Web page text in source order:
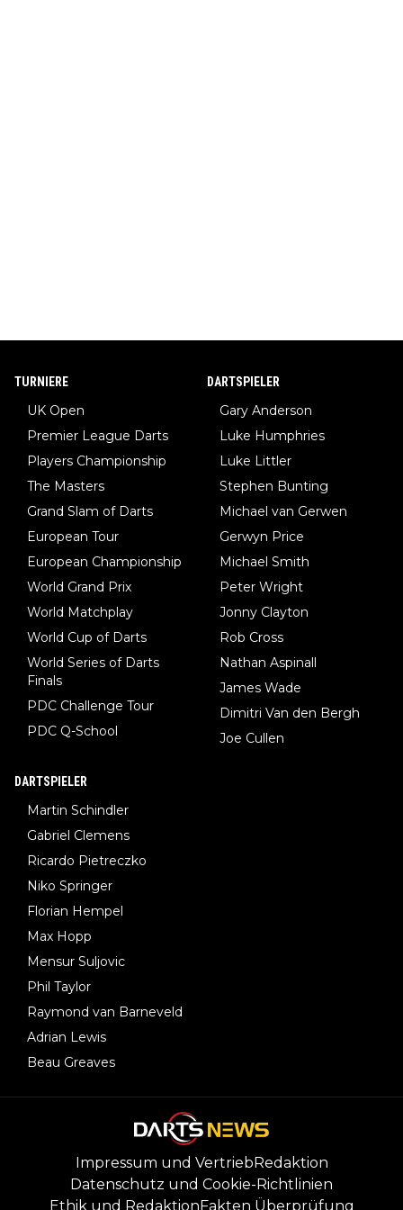
TURNIERE
UK Open
Premier League Darts
Players Championship
The Masters
Grand Slam of Darts
European Tour
European Championship
World Grand Prix
World Matchplay
World Cup of Darts
World Series of Darts
Finals
PDC Challenge Tour
PDC Q-School
DARTSPIELER
Gary Anderson
Luke Humphries
Luke Littler
Stephen Bunting
Michael van Gerwen
Gerwyn Price
Michael Smith
Peter Wright
Jonny Clayton
Rob Cross
Nathan Aspinall
James Wade
Dimitri Van den Bergh
Joe Cullen
DARTSPIELER
Martin Schindler
Gabriel Clemens
Ricardo Pietreczko
Niko Springer
Florian Hempel
Max Hopp
Mensur Suljovic
Phil Taylor
Raymond van Barneveld
Adrian Lewis
Beau Greaves
Impressum und Vertrieb Redaktion
Datenschutz und Cookie-Richtlinien
Ethik und Redaktion Fakten Überprüfung